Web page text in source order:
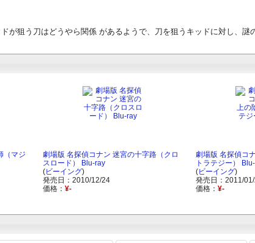
狙う刀はどうやら関係 があるようで、刀を狙うキッドに対し、謎
（マジ
劇場版 名探偵コナン 迷宮の十字路（クロ
スロード） Blu-ray
(ビーイング)
発売日：2010/12/24
価格： ¥-
劇場版 名探偵コ
トラテジー）
(ビーイング)
発売日：2011/
価格： ¥-